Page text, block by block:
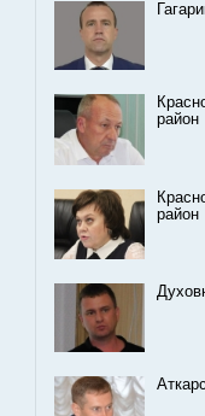
район
район